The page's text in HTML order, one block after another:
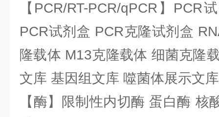
【PCR/RT-PCR/qPCR】PCR
PCR试剂盒 PCR克隆试剂盒
隆载体 M13克隆载体 细菌克隆
文库 基因组文库 噬菌体展示文库
【酶】限制性内切酶 蛋白酶 核